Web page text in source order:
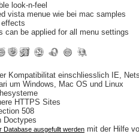
look-n-feel
vista menue wie bei mac samples
can be applied for all menu settings
Kompatibilitat einschliesslich IE,
um Windows, Mac OS und Linux
HTTPS Sites
508
Doctypes
Database ausgefullt werden mit der Hilfe